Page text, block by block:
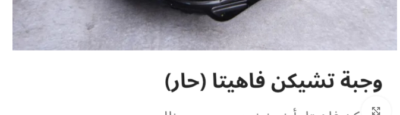
Click to enlarge